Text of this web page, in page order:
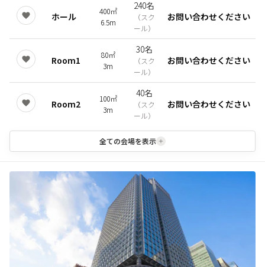
ホール
400㎡
6.5m
240名
（スク
ール）
お問い合わせください
Room1
80㎡
3m
30名
（スク
ール）
お問い合わせください
Room2
100㎡
3m
40名
（スク
ール）
お問い合わせください
全ての会場を表示